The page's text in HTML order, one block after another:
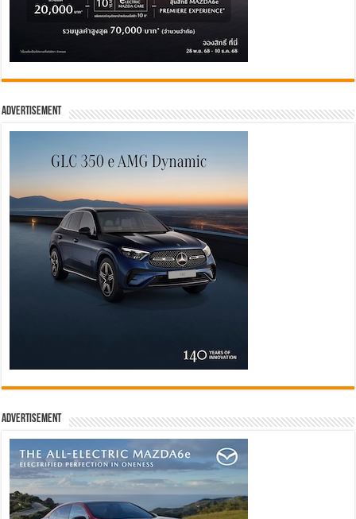
Advertisement
Advertisement